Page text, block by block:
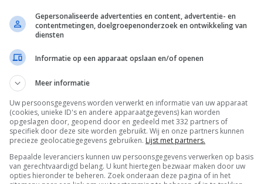
– 125gr crème fraîche – 1 bol
groene aspergetips – 1/2 courgette – 1,5
geraspte oude kaas – pijnboompitten
Gepersonaliseerde advertenties en content, advertentie- en
contentmetingen, doelgroepenonderzoek en ontwikkeling van
diensten
Informatie op een apparaat opslaan en/of openen
Meer informatie
Uw persoonsgegevens worden verwerkt en informatie van uw apparaat
(cookies, unieke ID's en andere apparaatgegevens) kan worden
opgeslagen door, geopend door en gedeeld met 332 partners of
specifiek door deze site worden gebruikt. Wij en onze partners kunnen
precieze geolocatiegegevens gebruiken. Lijst met partners.
Bepaalde leveranciers kunnen uw persoonsgegevens verwerken op basis
van gerechtvaardigd belang. U kunt hiertegen bezwaar maken door uw
opties hieronder te beheren. Zoek onderaan deze pagina of in het